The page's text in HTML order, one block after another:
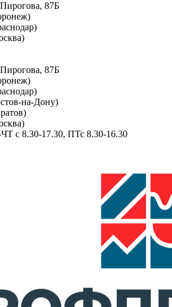
87Б
87Б
на-Дону)
с 8.30-17.30, ПТс 8.30-16.30